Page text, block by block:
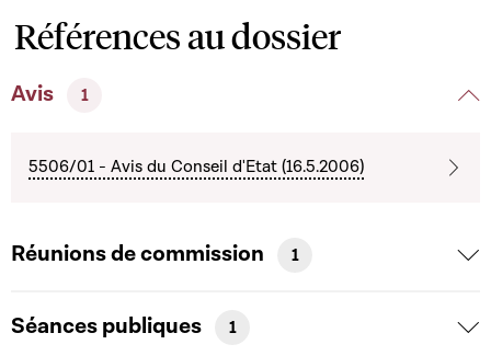
Références au dossier
Avis 1
5506/01 - Avis du Conseil d'Etat (16.5.2006)
Réunions de commission 1
Séances publiques 1